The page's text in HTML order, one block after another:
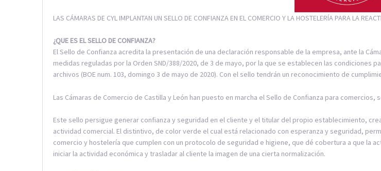
LAS CÁMARAS DE CYL IMPLANTAN UN SELLO DE CONFIANZA EN EL COMERCIO Y LA HOSTELERÍA PARA LA
¿QUE ES EL SELLO DE CONFIANZA?
El Sello de Confianza acredita la presentación de una declaración responsable de la empresa, ante la
medidas reguladas por la Orden SND/388/2020, de 3 de mayo, por la que se establecen las
archivos (BOE num. 103, domingo 3 de mayo de 2020). Con el sello tendrán un reconocimiento de
Las Cámaras de Comercio de Castilla y León han puesto en marcha el Sello de Confianza para
Este sello persigue generar confianza y seguridad en el cliente y el titular del propio establecimiento,
actividad comercial. El distintivo, de color verde el cual está relacionado con esperanza y seguridad,
comercio y hostelería que cumplen con un protocolo de seguridad e higiene, que dé cobertura a que la
iniciar la actividad económica y trasladar al cliente la imagen de una cierta normalización.